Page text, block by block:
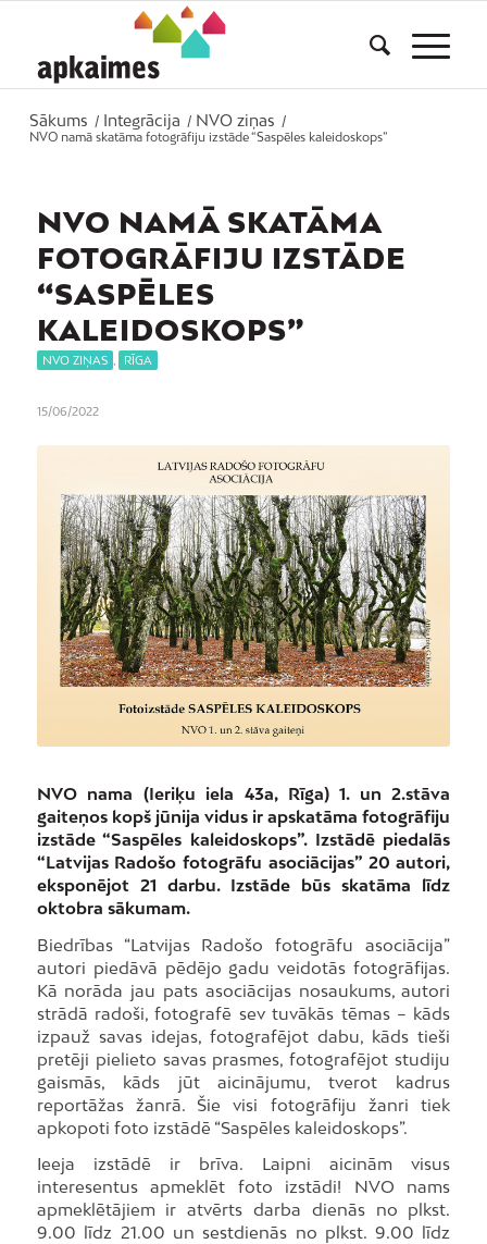
Sākums / Integrācija / NVO ziņas
/
NVO namā skatāma fotogrāfiju izstāde “Saspēles kaleidoskops”
NVO NAMĀ SKATĀMA
FOTOGRĀFIJU IZSTĀDE
“SASPĒLES
KALEIDOSKOPS”
NVO ZIŅAS RĪGA
15/06/2022
NVO nama (Ieriķu iela 43a, Rīga) 1. un 2.stāva
gaiteņos kopš jūnija vidus ir apskatāma fotogrāfiju
izstāde “Saspēles kaleidoskops”. Izstādē piedalās
“Latvijas Radošo fotogrāfu asociācijas” 20 autori,
eksponējot 21 darbu. Izstāde būs skatāma līdz
oktobra sākumam.
Biedrības “Latvijas Radošo fotogrāfu asociācija”
autori piedāvā pēdējo gadu veidotās fotogrāfijas.
Kā norāda jau pats asociācijas nosaukums, autori
strādā radoši, fotografē sev tuvākās tēmas – kāds
izpauž savas idejas, fotografējot dabu, kāds tieši
pretēji pielieto savas prasmes, fotografējot studiju
gaismās, kāds jūt aicinājumu, tverot kadrus
reportāžas žanrā. Šie visi fotogrāfiju žanri tiek
apkopoti foto izstādē “Saspēles kaleidoskops”.
Ieeja izstādē ir brīva. Laipni aicinām visus
interesentus apmeklēt foto izstādi! NVO nams
apmeklētājiem ir atvērts darba dienās no plkst.
9.00 līdz 21.00 un sestdienās no plkst. 9.00 līdz